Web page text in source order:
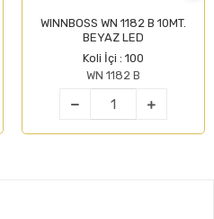
WINNBOSS WN 1182 B 10MT.
BEYAZ LED
Koli İçi : 100
WN 1182 B